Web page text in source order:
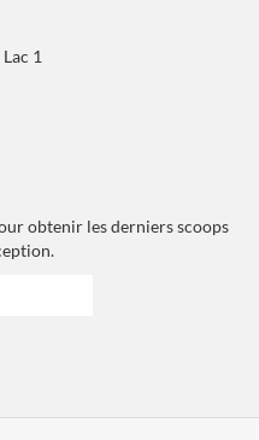
1
obtenir les derniers scoops